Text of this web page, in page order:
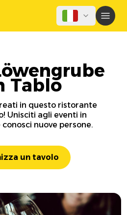
Tablo
in questo ristorante
Unisciti agli eventi in
nuove persone.
un tavolo